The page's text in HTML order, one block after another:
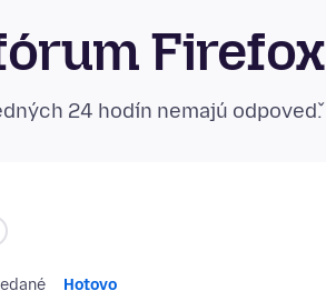
Firefox
24 hodín nemajú odpoveď.
Hotovo